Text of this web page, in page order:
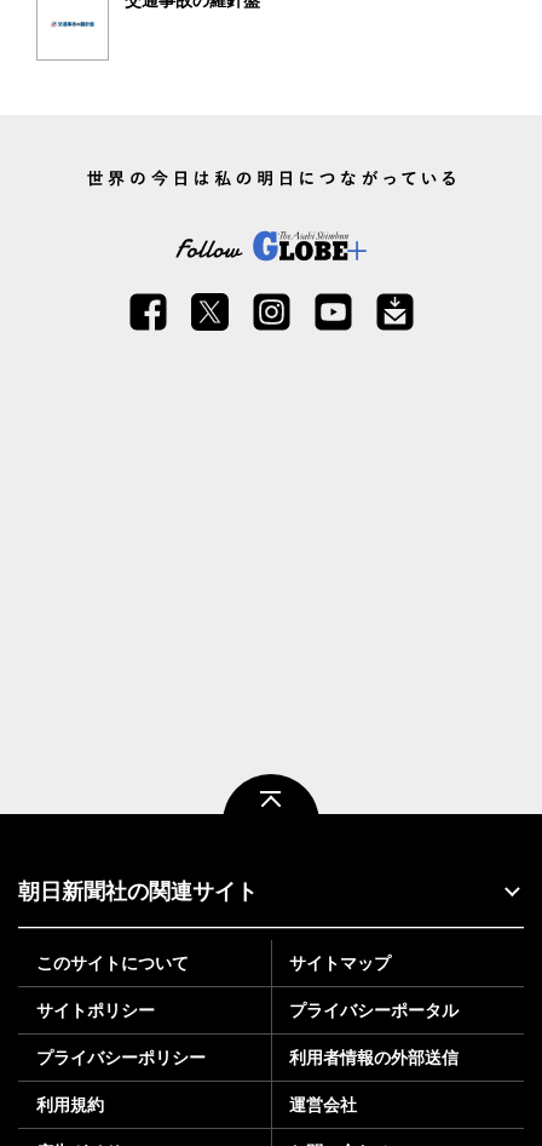
朝日新聞社の関連サイト
このサイトについて サイトマップ
サイトポリシー プライバシーポータル
プライバシーポリシー 利用者情報の外部送信
利用規約 運営会社